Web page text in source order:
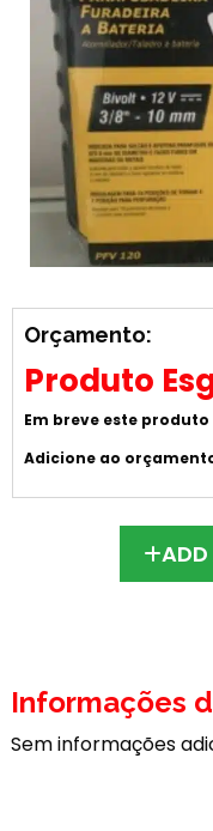
Orçamento:
Produto
Em breve este
Adicione ao
Informações
Sem informações